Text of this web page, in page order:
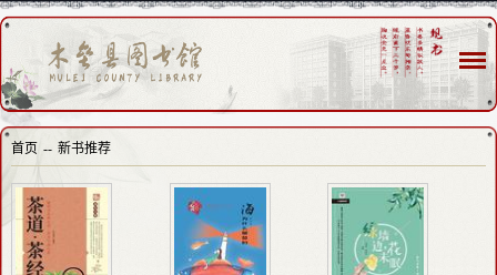
首页 -- 新书推荐